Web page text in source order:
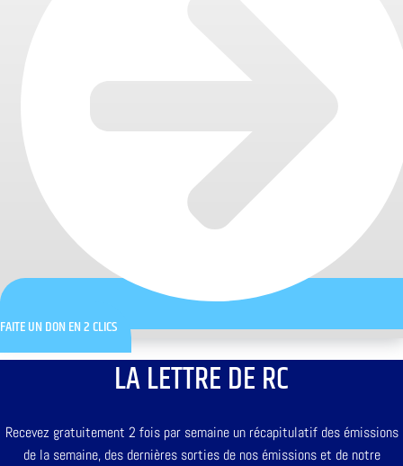
FAITE UN DON EN 2 CLICS
LA LETTRE DE RC
Recevez gratuitement 2 fois par semaine un récapitulatif des émissions
de la semaine, des dernières sorties de nos émissions et de notre